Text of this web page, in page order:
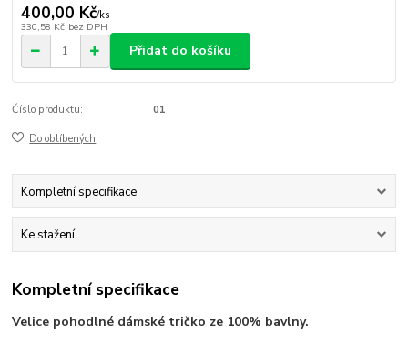
400,00 Kč/ks
330,58 Kč bez DPH
Přidat do košíku
Číslo produktu: 01
Do oblíbených
Kompletní specifikace
Ke stažení
Kompletní specifikace
Velice pohodlné dámské tričko ze 100% bavlny.